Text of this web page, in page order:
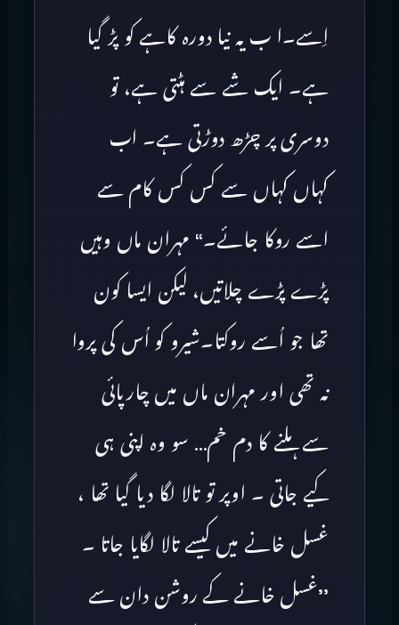
اِسے۔ا ب یہ نیا دورہ کاہے کو پڑ گیا
ہے۔ ایک شے سے ہٹتی ہے، تو
دوسری پر چڑھ دوڑتی ہے۔ اب
کہاں کہاں سے کس کس کام سے
اسے روکا جائے۔‘‘ مہران ماں وہیں
پڑے پڑے چلاتیں، لیکن ایسا کون
تھا جو اُسے روکتا۔شیرو کو اُس کی پروا
نہ تھی اور مہران ماں میں چارپائی
سے ہلنے کا دم خم… سو وہ اپنی ہی
کیے جاتی ۔ اوپر تو تالا لگا دیا گیا تھا ،
غسل خانے میں کیسے تالا لگایا جاتا ۔
’’غسل خانے کے روشن دان سے